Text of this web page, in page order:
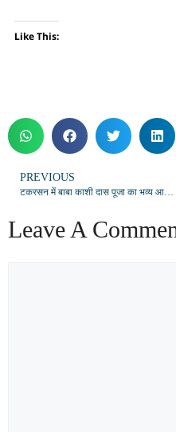
Like This:
PREVIOUS
टकरसन में बाबा काशी दास पूजा का भव्य आयोजन, श्रद्धालुओं की उमड़ी भारी भीड़
Leave A